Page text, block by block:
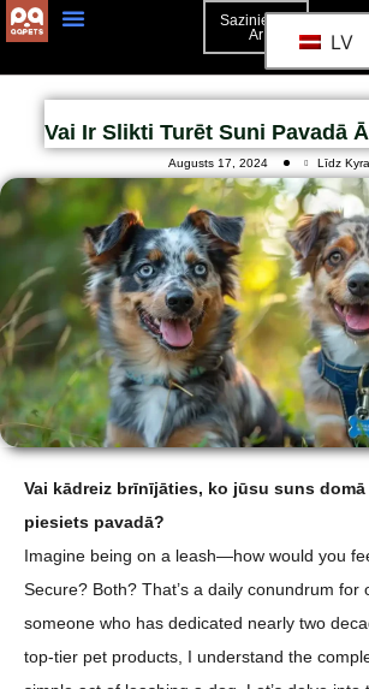
Sazinieties
Ar
LV
Vai Ir Slikti Turēt Suni Pavadā
Augusts 17, 2024 Līdz Kyra
Vai kādreiz brīnījāties, ko jūsu suns
piesiets pavadā?
Imagine being on a leash—how would you
Secure? Both? That’s a daily conundrum for
someone who has dedicated nearly two
top-tier pet products, I understand the